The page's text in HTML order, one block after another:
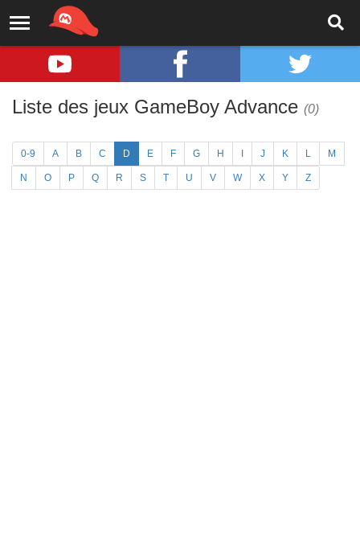
Liste des jeux GameBoy Advance (0)
0-9 A B C D E F G H J K L M
N O P Q R S T U V W X Y Z